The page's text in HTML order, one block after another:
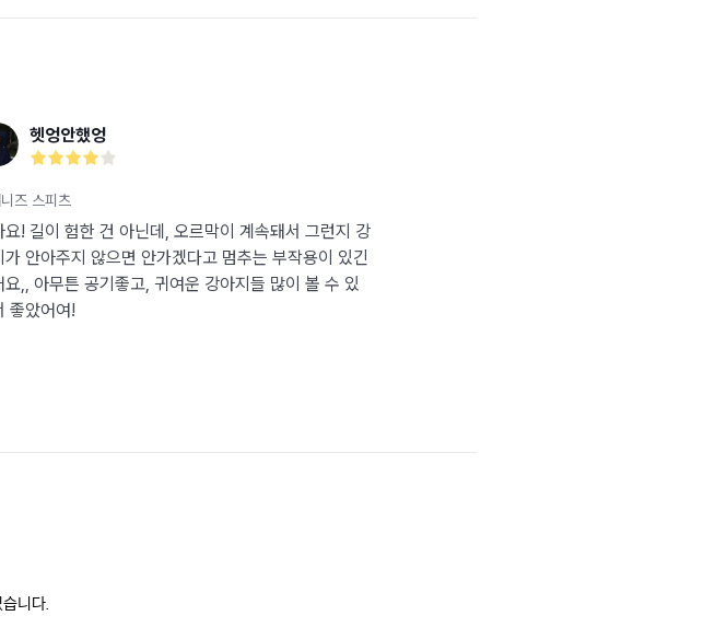
헷엉안했엉
즈 스피츠
요! 길이 험한 건 아닌데, 오르막이 계속돼서 그런지 강
가 안아주지 않으면 안가겠다고 멈추는 부작용이 있긴
요,, 아무튼 공기좋고, 귀여운 강아지들 많이 볼 수 있
좋았어여!
니다.